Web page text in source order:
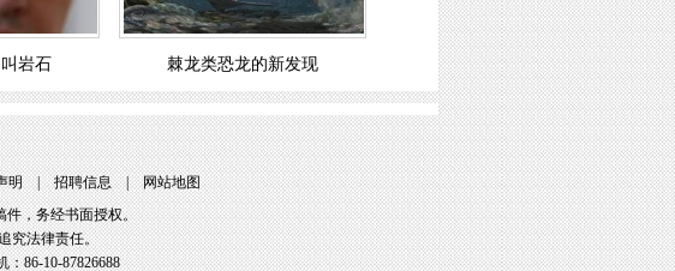
岩石 棘龙类恐龙的新发现
明 | 招聘信息 | 网站地图
件，务经书面授权。
究法律责任。
：86-10-87826688